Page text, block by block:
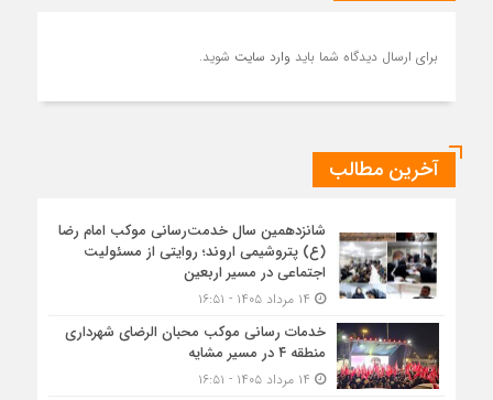
برای ارسال دیدگاه شما باید وارد سایت شوید.
آخرین مطالب
شانزدهمین سال خدمت‌رسانی موکب امام رضا
(ع) پتروشیمی اروند؛ روایتی از مسئولیت
اجتماعی در مسیر اربعین
خدمات رسانی موکب محبان الرضای شهرداری
منطقه ۴ در مسیر مشایه